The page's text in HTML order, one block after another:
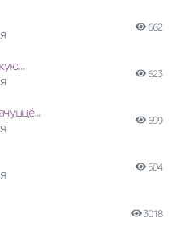
662
623
699
504
3018